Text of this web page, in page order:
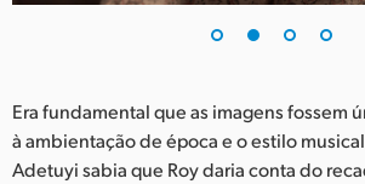
Era fundamental que as imagens fossem
à ambientação de época e o estilo
Adetuyi sabia que Roy daria conta do